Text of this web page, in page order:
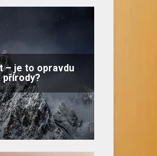
– je to opravdu
přírody?